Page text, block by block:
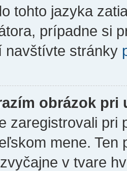
tohto jazyka
prípadne si
navštívte stránky
obrázok pri
zaregistrovali
mene. Ten
v tvare